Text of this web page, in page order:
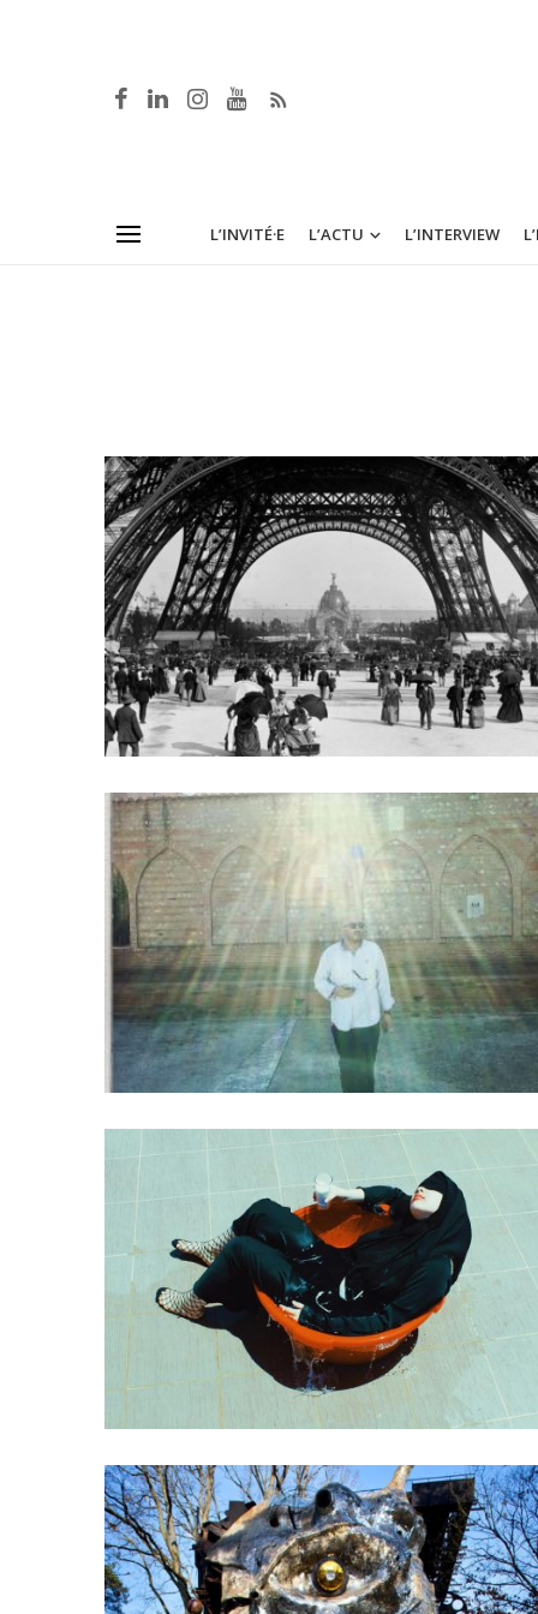
L’INVITÉ·E L’ACTU L’INTERVIEW